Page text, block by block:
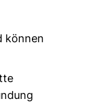
können